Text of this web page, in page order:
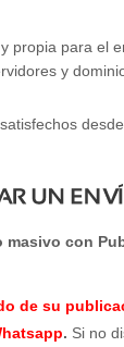
propia para el
y
masivo con
de su
. Si no